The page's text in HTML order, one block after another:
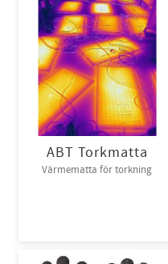
ABT Torkmatta
Värmematta för torkning